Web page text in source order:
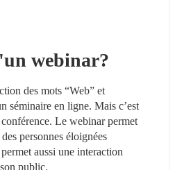
webinar?
des mots “Web” et
séminaire en ligne. Mais c’est
Le webinar permet
personnes éloignées
aussi une interaction
public.